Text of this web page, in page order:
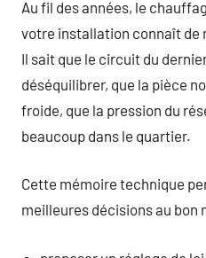
Au fil des années, le
votre installation connaît de
Il sait que le circuit du
déséquilibrer, que la pièce
froide, que la pression du
beaucoup dans le quartier.
Cette mémoire technique
meilleures décisions au bon